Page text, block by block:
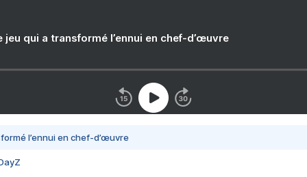
jeu qui a transformé l’ennui en chef-d’œuvre
l’ennui en chef-d’œuvre